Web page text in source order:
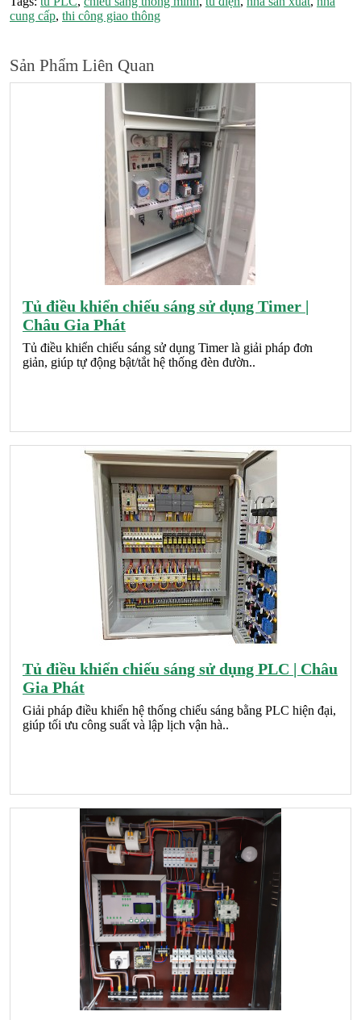
cung cấp, thi công giao thông
Sản Phẩm Liên Quan
Tủ điều khiển chiếu sáng sử dụng Timer |
Châu Gia Phát
Tủ điều khiển chiếu sáng sử dụng Timer là giải pháp đơn
giản, giúp tự động bật/tắt hệ thống đèn đườn..
Tủ điều khiển chiếu sáng sử dụng PLC | Châu
Gia Phát
Giải pháp điều khiển hệ thống chiếu sáng bằng PLC hiện đại,
giúp tối ưu công suất và lập lịch vận hà..